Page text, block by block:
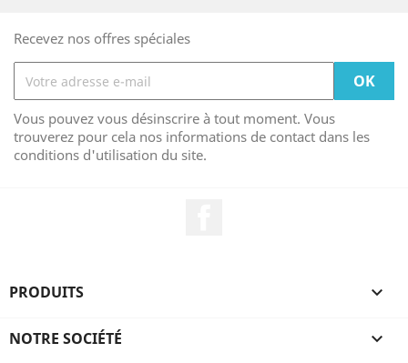
Recevez nos offres spéciales
Vous pouvez vous désinscrire à tout moment. Vous
trouverez pour cela nos informations de contact dans les
conditions d'utilisation du site.
PRODUITS 
NOTRE SOCIÉTÉ 